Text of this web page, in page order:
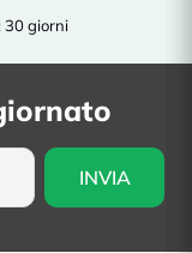
30 giorni